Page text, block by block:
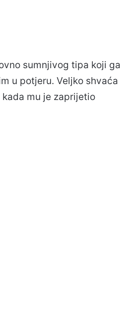
sumnjivog tipa koji ga
u potjeru. Veljko shvaća
mu je zaprijetio